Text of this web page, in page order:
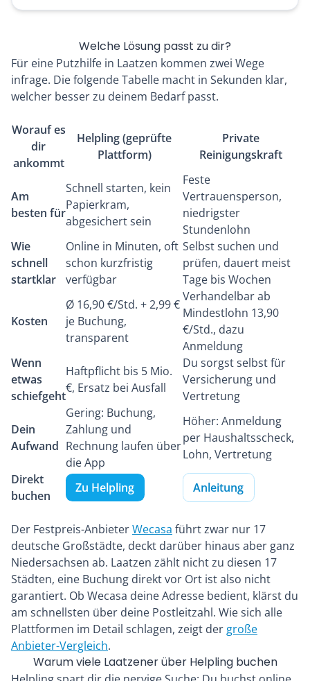
Welche Lösung passt zu dir?
Für eine Putzhilfe in Laatzen kommen zwei Wege
infrage. Die folgende Tabelle macht in Sekunden klar,
welcher besser zu deinem Bedarf passt.
Worauf es
dir
ankommt
Helpling (geprüfte
Plattform)
Private
Reinigungskraft
Am
besten für
Schnell starten, kein
Papierkram,
abgesichert sein
Feste
Vertrauensperson,
niedrigster
Stundenlohn
Wie
schnell
startklar
Online in Minuten, oft
schon kurzfristig
verfügbar
Selbst suchen und
prüfen, dauert meist
Tage bis Wochen
Kosten
Ø 16,90 €/Std. + 2,99 €
je Buchung,
transparent
Verhandelbar ab
Mindestlohn 13,90
€/Std., dazu
Anmeldung
Wenn
etwas
schiefgeht
Haftpflicht bis 5 Mio.
€, Ersatz bei Ausfall
Du sorgst selbst für
Versicherung und
Vertretung
Dein
Aufwand
Gering: Buchung,
Zahlung und
Rechnung laufen über
die App
Höher: Anmeldung
per Haushaltsscheck,
Lohn, Vertretung
Direkt
buchen
Zu Helpling Anleitung
Der Festpreis-AnbieterWecasa führt zwar nur 17
deutsche Großstädte, deckt darüber hinaus aber ganz
Niedersachsen ab. Laatzen zählt nicht zu diesen 17
Städten, eine Buchung direkt vor Ort ist also nicht
garantiert. Ob Wecasa deine Adresse bedient, klärst du
am schnellsten über deine Postleitzahl. Wie sich alle
Plattformen im Detail schlagen, zeigt der große
Anbieter-Vergleich.
Warum viele Laatzener über Helpling buchen